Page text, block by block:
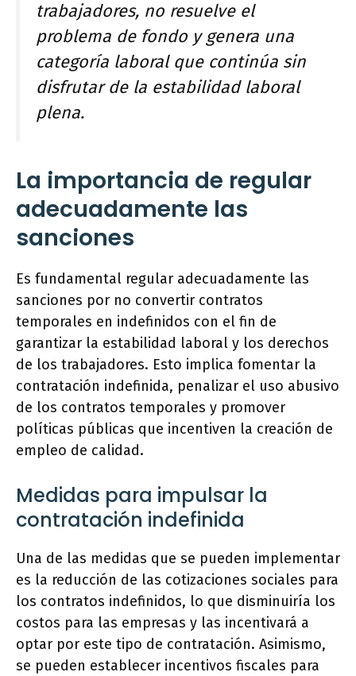
trabajadores, no resuelve el
problema de fondo y genera una
categoría laboral que continúa sin
disfrutar de la estabilidad laboral
plena.
La importancia de regular
adecuadamente las
sanciones
Es fundamental regular adecuadamente las
sanciones por no convertir contratos
temporales en indefinidos con el fin de
garantizar la estabilidad laboral y los derechos
de los trabajadores. Esto implica fomentar la
contratación indefinida, penalizar el uso abusivo
de los contratos temporales y promover
políticas públicas que incentiven la creación de
empleo de calidad.
Medidas para impulsar la
contratación indefinida
Una de las medidas que se pueden implementar
es la reducción de las cotizaciones sociales para
los contratos indefinidos, lo que disminuiría los
costos para las empresas y las incentivará a
optar por este tipo de contratación. Asimismo,
se pueden establecer incentivos fiscales para